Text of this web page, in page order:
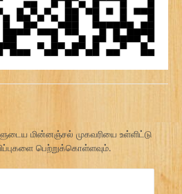
மின்னஞ்சல் முகவரியை உள்ளிட்டு
பெற்றுக்கொள்ளவும்.